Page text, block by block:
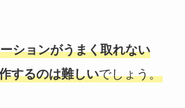
ションがうまく取れない
するのは難しいでしょう。